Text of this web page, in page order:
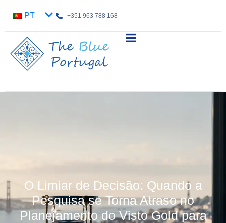
PT +351 963 788 168
O Limiar de Decisão: Quando a
Pesquisa se Torna Atraso no
Planejamento do Visto Gold para